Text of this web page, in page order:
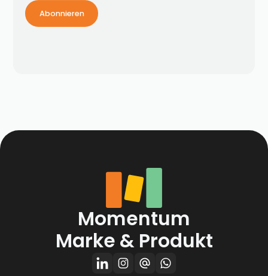
Momentum
Marke & Produkt